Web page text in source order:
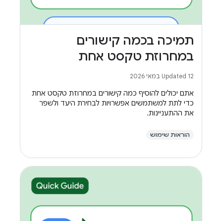
תמיכה בכמה קישורים
במחרוזת טקסט אחת
Updated 12 במאי 2026
אתם יכולים להוסיף כמה קישורים במחרוזת טקסט אחת
כדי לתת למשתמשים אפשרויות לבחירת היעד ולשפר
את ההתעניינות.
הוראות שימוש